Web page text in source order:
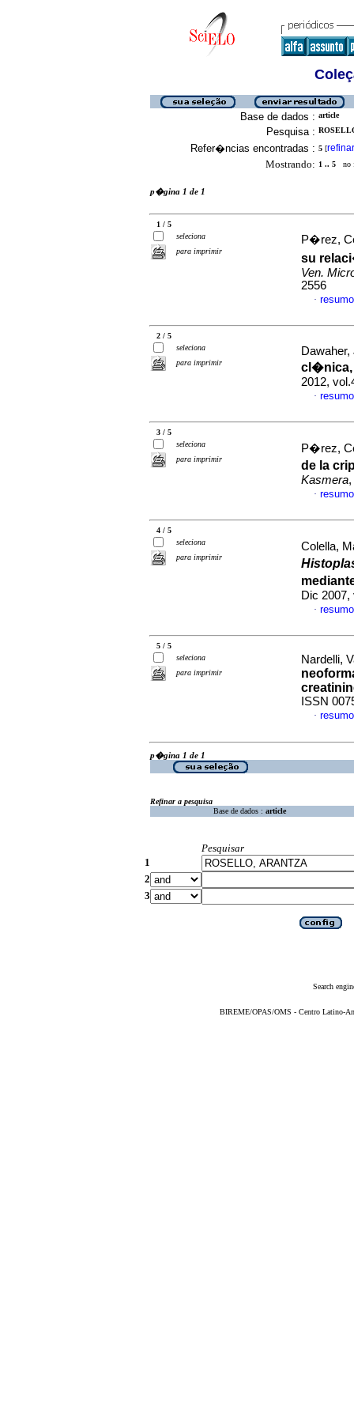
Base de dados : article
Pesquisa :
Refer�ncias encontradas : 5 [refinar
Mostrando: 1 .. 5 no
p�gina 1 de 1
1 / 5
seleciona
para imprimir
P�rez,
su
Ven.
2556
·
2 / 5
seleciona
para imprimir
cl�nica,
2012,
·
3 / 5
seleciona
para imprimir
P�rez,
de la
Kasmera
·
4 / 5
seleciona
para imprimir
Colella,
Dic 2007,
·
5 / 5
seleciona
para imprimir
Nardelli,
ISSN
·
p�gina 1 de 1
Refinar a pesquisa
Base de dados : article
Pesquisar
1
2
3
Search
BIREME/OPAS/OMS - Centro Latino-